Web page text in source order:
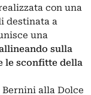
con una
destinata a
una
sulla
le sconfitte della
Bernini alla Dolce